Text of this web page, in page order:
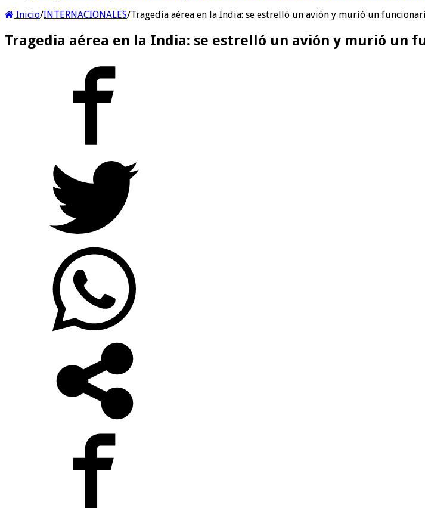
Inicio/INTERNACIONALES/Tragedia aérea en la India: se estrelló un avión y murió un
Tragedia aérea en la India: se estrelló un avión y murió un